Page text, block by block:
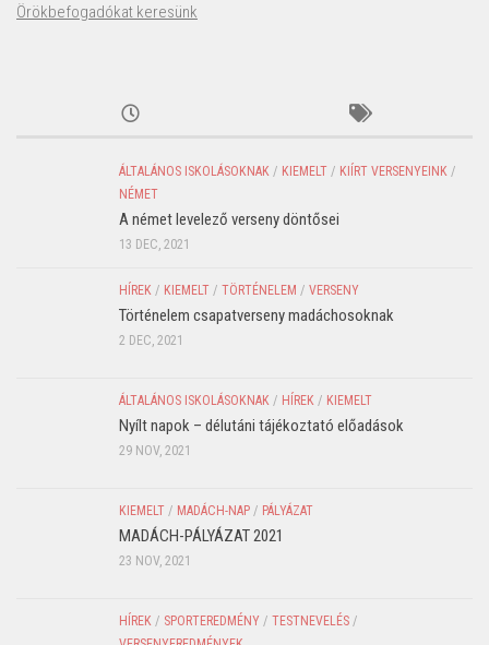
Örökbefogadókat keresünk
ÁLTALÁNOS ISKOLÁSOKNAK / KIEMELT / KIÍRT VERSENYEINK /
NÉMET
A német levelező verseny döntősei
13 DEC, 2021
HÍREK / KIEMELT / TÖRTÉNELEM / VERSENY
Történelem csapatverseny madáchosoknak
2 DEC, 2021
ÁLTALÁNOS ISKOLÁSOKNAK / HÍREK / KIEMELT
Nyílt napok – délutáni tájékoztató előadások
29 NOV, 2021
KIEMELT / MADÁCH-NAP / PÁLYÁZAT
MADÁCH-PÁLYÁZAT 2021
23 NOV, 2021
HÍREK / SPORTEREDMÉNY / TESTNEVELÉS /